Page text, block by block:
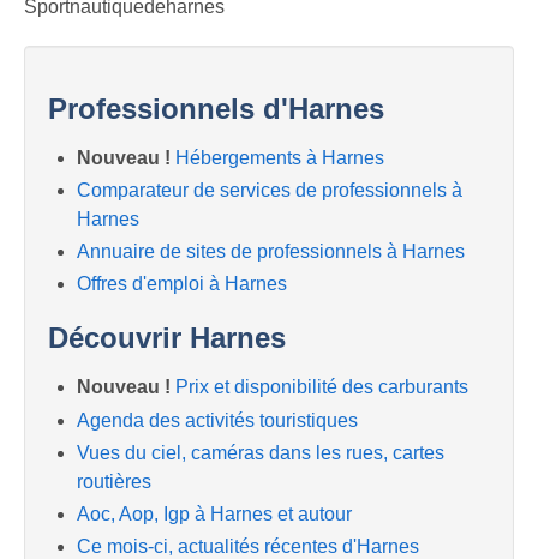
Sportnautiquedeharnes
Professionnels d'Harnes
Nouveau ! Hébergements à Harnes
Comparateur de services de professionnels à
Harnes
Annuaire de sites de professionnels à Harnes
Offres d'emploi à Harnes
Découvrir Harnes
Nouveau ! Prix et disponibilité des carburants
Agenda des activités touristiques
Vues du ciel, caméras dans les rues, cartes
routières
Aoc, Aop, Igp à Harnes et autour
Ce mois-ci, actualités récentes d'Harnes